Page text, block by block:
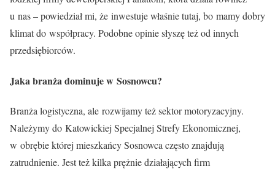
u nas – powiedział mi, że inwestuje właśnie tutaj, bo mamy dobry
klimat do współpracy. Podobne opinie słyszę też od innych
przedsiębiorców.
Jaka branża dominuje w Sosnowcu?
Branża logistyczna, ale rozwijamy też sektor motoryzacyjny.
Należymy do Katowickiej Specjalnej Strefy Ekonomicznej,
w obrębie której mieszkańcy Sosnowca często znajdują
zatrudnienie. Jest też kilka prężnie działających firm